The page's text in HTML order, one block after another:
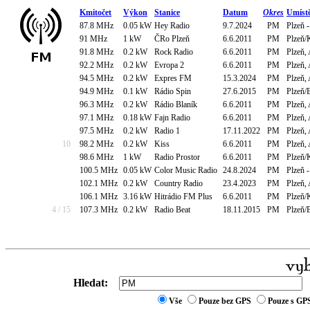
Kmitočet Výkon Stanice Datum Okres
87.8 MHz
0.05 kW Hey Radio 9.7.2024 PM
Plzeň
91 MHz
1 kW ČRo Plzeň 6.6.2011 PM
Plzeň/
91.8 MHz
0.2 kW Rock Radio 6.6.2011 PM
Plzeň,
92.2 MHz
0.2 kW Evropa 2 6.6.2011 PM
Plzeň,
94.5 MHz
0.2 kW Expres FM 15.3.2024 PM
Plzeň,
94.9 MHz
0.1 kW Rádio Spin 27.6.2015 PM
Plzeň/
96.3 MHz
0.2 kW Rádio Blaník 6.6.2011 PM
Plzeň,
97.1 MHz
0.18 kW Fajn Radio 6.6.2011 PM
Plzeň,
97.5 MHz
0.2 kW Radio 1 17.11.2022 PM
Plzeň,
10
98.2 MHz 0.2 kW Kiss 6.6.2011 PM
Plzeň,
98.6 MHz
1 kW Radio Prostor 6.6.2011 PM
Plzeň/
100.5 MHz 0.05 kW Color Music Radio 24.8.2024 PM
Plzeň
102.1 MHz 0.2 kW Country Radio 23.4.2023 PM
Plzeň,
106.1 MHz 3.16 kW Hitrádio FM Plus 6.6.2011 PM
Plzeň/
4 / 15
107.3 MHz 0.2 kW Radio Beat 18.11.2015 PM Plzeň/
Hledat:
Vše Pouze bez GPS Pouze s